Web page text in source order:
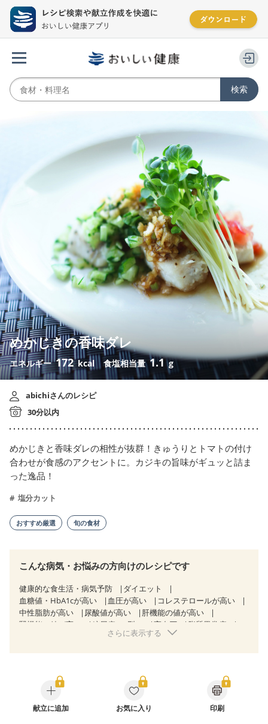
めかじきの香味ダレ
エネルギー172 kcal 食塩相当量1.1 g
abichiさんのレシピ
30分以内
めかじきと香味ダレの相性が抜群！きゅうりとトマトの付け
合わせが食感のアクセントに。カジキの旨味がギュッと詰ま
った逸品！
塩分カット
おすすめ厳選 旬の食材
こんな病気・お悩みの方向けのレシピです
健康的な食生活・病気予防
ダイエット
血糖値・HbA1cが高い
血圧が高い
コレステロールが高い
中性脂肪が高い
尿酸値が高い
肝機能の値が高い
腎機能の値が高い
糖尿病（2型） 高血圧
脂質異常症
狭心症 心筋梗塞
CKD（ステージ２）
CKD（ステージ３a）
乳がん（抗がん剤治療中）
乳がん（ホルモン療法中）
乳がん（放射線治療中）
さらに表示する
献立に追加 お気に入り 印刷